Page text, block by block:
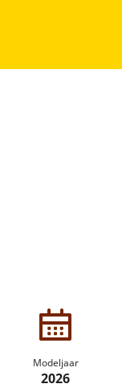
Modeljaar
2026